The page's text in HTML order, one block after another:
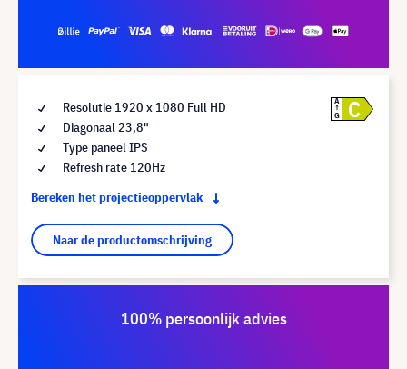
Resolutie 1920 x 1080 Full HD
Diagonaal 23,8"
Type paneel IPS
Refresh rate 120Hz
Bereken het projectieoppervlak
Naar de productomschrijving
A
G
C
100% persoonlijk advies